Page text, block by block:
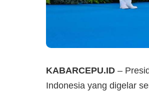
KABARCEPU.ID –
Indonesia yang digelar